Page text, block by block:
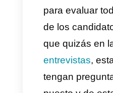
atención
realizarte
–¿Cuál